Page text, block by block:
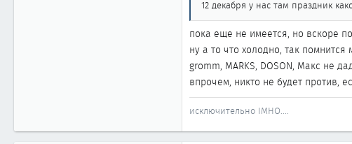
12 декабря у нас там праздник
пока еще не имеется, но вскоре
ну а то что холодно, так
gromm, MARKS, DOSON, Макс не
впрочем, никто не будет против,
исключительно IMHO....